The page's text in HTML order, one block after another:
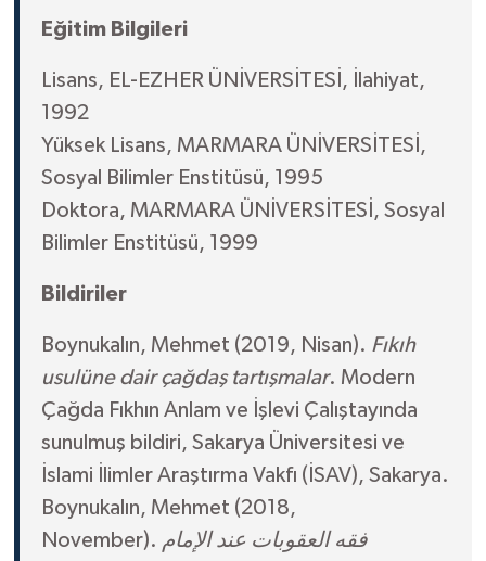
Eğitim Bilgileri
Lisans, EL-EZHER ÜNİVERSİTESİ, İlahiyat,
1992
Yüksek Lisans, MARMARA ÜNİVERSİTESİ,
Sosyal Bilimler Enstitüsü, 1995
Doktora, MARMARA ÜNİVERSİTESİ, Sosyal
Bilimler Enstitüsü, 1999
Bildiriler
Boynukalın, Mehmet (2019, Nisan). Fıkıh
usulüne dair çağdaş tartışmalar. Modern
Çağda Fıkhın Anlam ve İşlevi Çalıştayında
sunulmuş bildiri, Sakarya Üniversitesi ve
İslami İlimler Araştırma Vakfı (İSAV), Sakarya.
Boynukalın, Mehmet (2018,
November). فقه العقوبات عند الإمام
Giresun Müftülüğü
Gümüşhane Müftülüğü
Hakkari Müftülüğü
Iğdır Müftülüğü
Isparta Müftülüğü
İstanbul Müftülüğü
İzmir Müftülüğü
Kahramanmaraş Müftülüğü
Karabük Müftülüğü